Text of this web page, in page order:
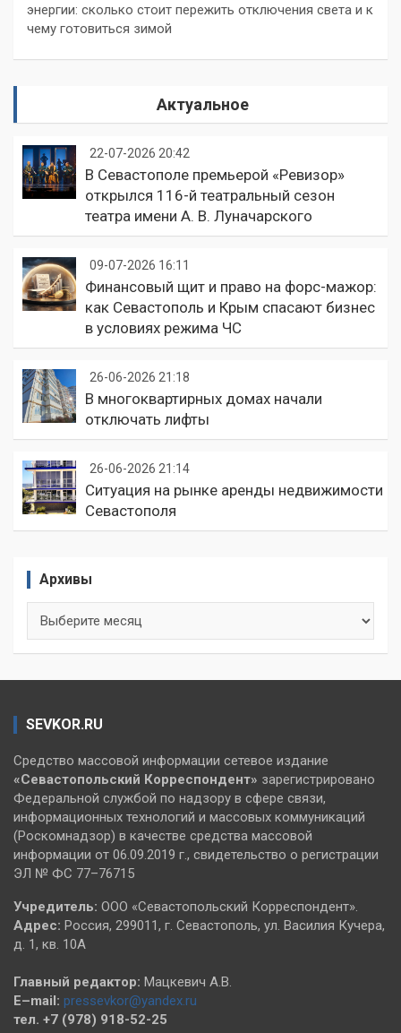
энергии: сколько стоит пережить отключения света и к
чему готовиться зимой
Актуальное
22-07-2026 20:42
В Севастополе премьерой «Ревизор»
открылся 116-й театральный сезон
театра имени А. В. Луначарского
09-07-2026 16:11
Финансовый щит и право на форс-мажор:
как Севастополь и Крым спасают бизнес
в условиях режима ЧС
26-06-2026 21:18
В многоквартирных домах начали
отключать лифты
26-06-2026 21:14
Ситуация на рынке аренды недвижимости
Севастополя
Архивы
SEVKOR.RU
Средство массовой информации сетевое издание
«Севастопольский Корреспондент» зарегистрировано
Федеральной службой по надзору в сфере связи,
информационных технологий и массовых коммуникаций
(Роскомнадзор) в качестве средства массовой
информации от 06.09.2019 г., свидетельство о регистрации
ЭЛ № ФС 77–76715
Учредитель: ООО «Севастопольский Корреспондент».
Адрес: Россия, 299011, г. Севастополь, ул. Василия Кучера,
д. 1, кв. 10А
Главный редактор: Мацкевич А.В.
E–mail: pressevkor@yandex.ru
тел. +7 (978) 918-52-25